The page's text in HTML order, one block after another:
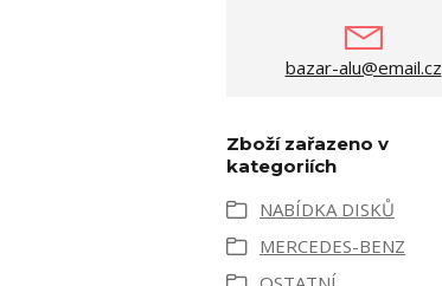
bazar-alu@email.cz
Zboží zařazeno v
kategoriích
NABÍDKA DISKŮ
MERCEDES-BENZ